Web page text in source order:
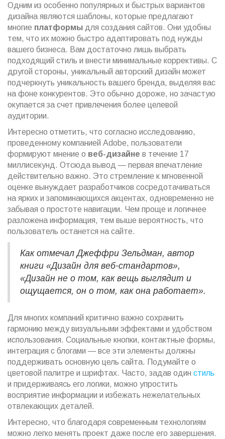
Одним из особенно популярных и быстрых вариантов
дизайна являются шаблоны, которые предлагают
многие платформы для создания сайтов. Они удобны
тем, что их можно быстро адаптировать под нужды
вашего бизнеса. Вам достаточно лишь выбрать
подходящий стиль и внести минимальные коррективы. С
другой стороны, уникальный авторский дизайн может
подчеркнуть уникальность вашего бренда, выделяя вас
на фоне конкурентов. Это обычно дороже, но зачастую
окупается за счет привлечения более целевой
аудитории.
Интересно отметить, что согласно исследованию,
проведенному компанией Adobe, пользователи
формируют мнение о веб-дизайне в течение 17
миллисекунд. Отсюда вывод — первая впечатление
действительно важно. Это стремление к мгновенной
оценке вынуждает разработчиков сосредотачиваться
на ярких и запоминающихся акцентах, одновременно не
забывая о простоте навигации. Чем проще и логичнее
разложена информация, тем выше вероятность, что
пользователь останется на сайте.
Как отмечал Джеффри Зельдман, автор
книги «Дизайн для веб-стандартов»,
«Дизайн не о том, как вещь выглядит и
ощущается, он о том, как она работает».
Для многих компаний критично важно сохранить
гармонию между визуальными эффектами и удобством
использования. Социальные кнопки, контактные формы,
интеграция с блогами — все эти элементы должны
поддерживать основную цель сайта. Подумайте о
цветовой палитре и шрифтах. Часто, задав один стиль
и придерживаясь его логики, можно упростить
восприятие информации и избежать нежелательных
отвлекающих деталей.
Интересно, что благодаря современным технологиям
можно легко менять проект даже после его завершения.